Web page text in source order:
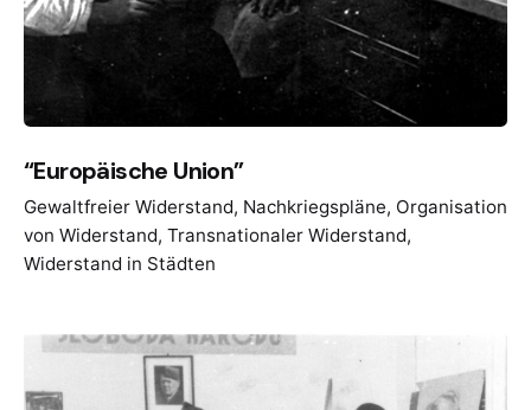
“Europäische Union”
Gewaltfreier Widerstand Nachkriegspläne Organisation
von Widerstand Transnationaler Widerstand
Widerstand in Städten